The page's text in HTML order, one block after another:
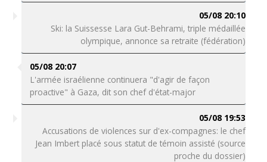
05/08 20:10
Ski: la Suissesse Lara Gut-Behrami, triple médaillée
olympique, annonce sa retraite (fédération)
05/08 20:07
L'armée israélienne continuera "d'agir de façon
proactive" à Gaza, dit son chef d'état-major
05/08 19:53
Accusations de violences sur d'ex-compagnes: le chef
Jean Imbert placé sous statut de témoin assisté (source
proche du dossier)